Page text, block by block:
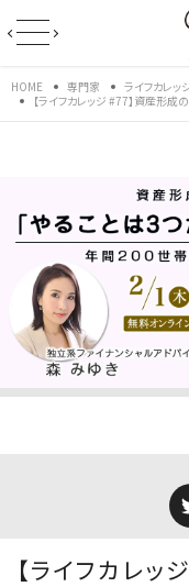
HOME 専門家
ライフカレッ
【ライフカレッジ #77】資産形成
【ライフカレ